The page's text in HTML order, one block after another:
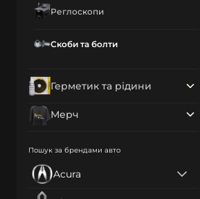
Реглоскопи
Скоби та болти
Герметик та рідини
Мерч
Пошук за брендами авто
Acura